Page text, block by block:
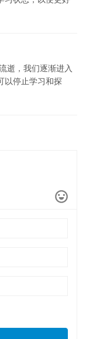
逝，我们逐渐进入
以停止学习和探